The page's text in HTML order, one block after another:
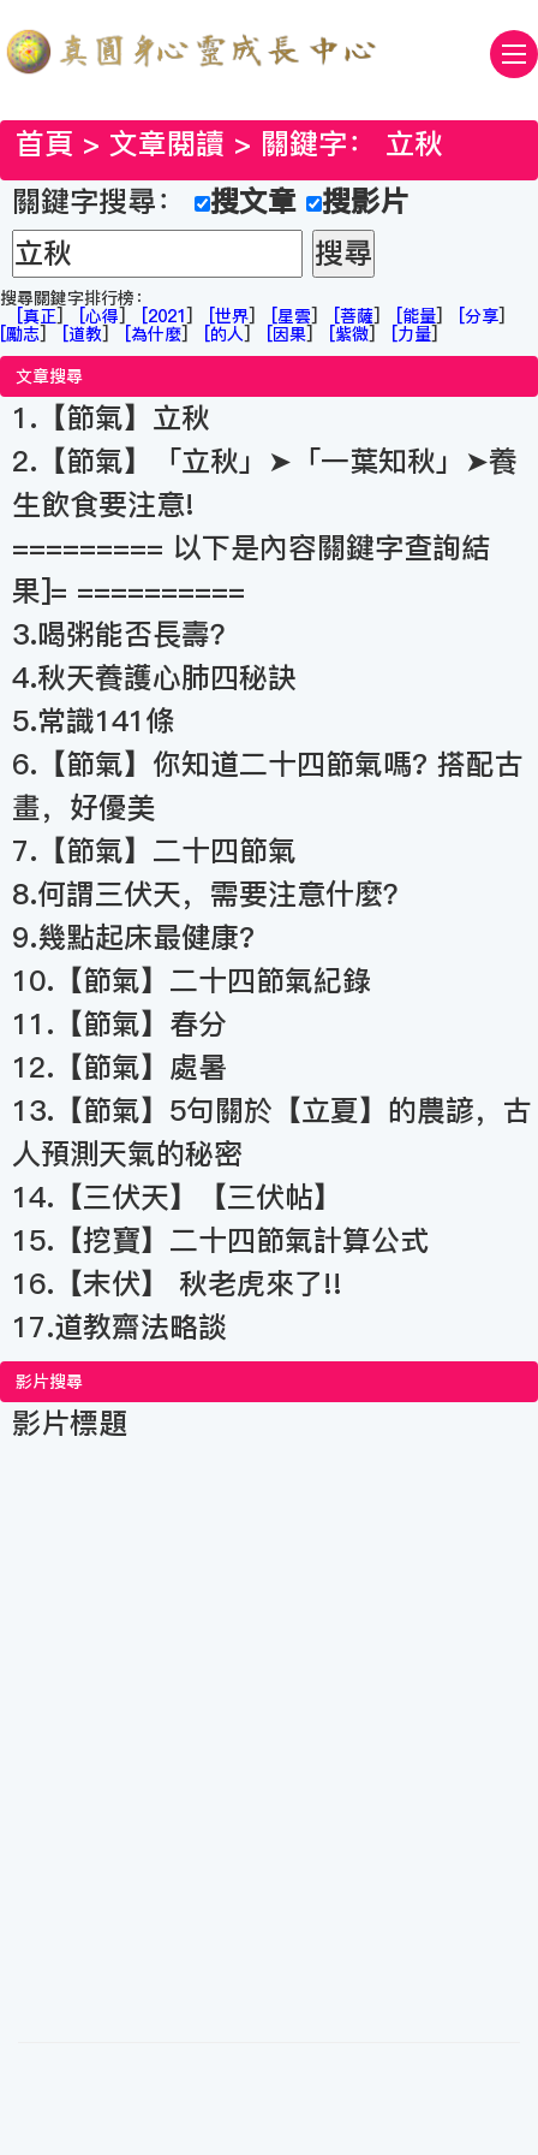
首頁 > 文章閱讀 > 關鍵字： 立秋
關鍵字搜尋：
搜文章 搜影片
搜尋關鍵字排行榜：
[真正] [心得] [2021] [世界] [星雲] [菩薩] [能量] [分享]
[勵志] [道教] [為什麼] [的人] [因果] [紫微] [力量]
文章搜尋
1.【節氣】立秋
2.【節氣】「立秋」➤「一葉知秋」➤養
生飲食要注意!
========= 以下是內容關鍵字查詢結
果]= ==========
3.喝粥能否長壽？
4.秋天養護心肺四秘訣
5.常識141條
6.【節氣】你知道二十四節氣嗎? 搭配古
畫，好優美
7.【節氣】二十四節氣
8.何謂三伏天，需要注意什麼？
9.幾點起床最健康?
10.【節氣】二十四節氣紀錄
11.【節氣】春分
12.【節氣】處暑
13.【節氣】5句關於【立夏】的農諺，古
人預測天氣的秘密
14.【三伏天】【三伏帖】
15.【挖寶】二十四節氣計算公式
16.【末伏】 秋老虎來了!!
17.道教齋法略談
影片搜尋
影片標題